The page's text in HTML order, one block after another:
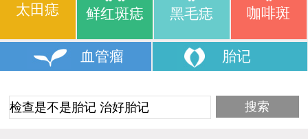
太田痣 鲜红斑痣 黑毛痣 咖啡斑
血管瘤 胎记